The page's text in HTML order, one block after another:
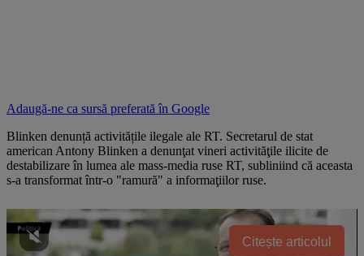
Adaugă-ne ca sursă preferată în Google
Blinken denunță activitățile ilegale ale RT. Secretarul de stat
american Antony Blinken a denunţat vineri activităţile ilicite de
destabilizare în lumea ale mass-media ruse RT, subliniind că aceasta
s-a transformat într-o "ramură" a informaţiilor ruse.
Citește articolul